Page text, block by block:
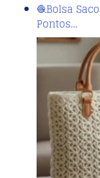
🧶Bolsa
Pontos…